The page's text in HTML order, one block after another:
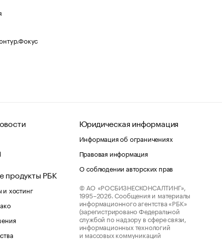
продукты РБК
хостинг
Юридическая информация
Информация об ограничениях
Правовая информация
О соблюдении авторских прав
© АО «РОСБИЗНЕСКОНСАЛТИНГ»,
1995–2026. Сообщения и материалы
информационного агентства «РБК»
(зарегистрировано Федеральной
службой по надзору в сфере связи,
информационных технологий
и массовых коммуникаций